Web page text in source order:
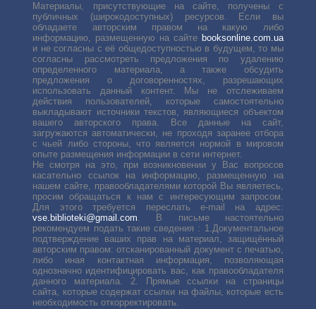
Материалы, присутствующие на сайте, получены с
публичных (широкодоступных) ресурсов. Если вы
обладаете авторским правом на какую либо
информацию, размещенную на сайте booksonline.com.ua
и не согласны с её общедоступностью в будущем, то мы
согласны рассмотреть предложения по удалению
определенного материала, а также обсудить
предложения о договоренностях, разрешающих
использовать данный контент. Мы не отслеживаем
действия пользователей, которые самостоятельно
выкладывают источники текстов, являющиеся объектом
вашего авторского права. Все данные на сайт,
загружаются автоматически, не проходя заранее отбора
с чьей либо стороны, что является нормой в мировом
опыте размещения информации в сети интернет.
Не смотря на это, при возникновении у Вас вопросов
касательно ссылок на информацию, размещенную на
нашем сайте, правообладателями которой Вы являетесь,
просим обращаться к нам с интересующим запросом.
Для этого требуется переслать е-mail на адрес:
vse.biblioteki@gmail.com. В письме настоятельно
рекомендуем подать такие сведения : 1.Документальное
подтверждение ваших прав на материал, защищённый
авторским правом: отсканированный документ с печатью,
либо иная контактная информация, позволяющая
однозначно идентифицировать вас, как правообладателя
данного материала. 2. Прямые ссылки на страницы
сайта, которые содержат ссылки на файлы, которые есть
необходимость откорректировать.